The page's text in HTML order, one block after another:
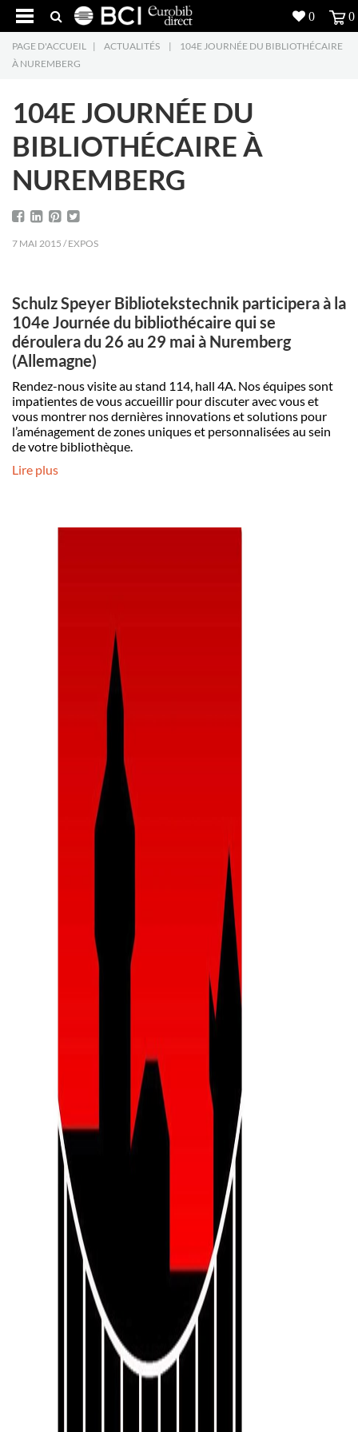
Réalisations
Recherche
L'entreprise
Contact
PAGE D'ACCUEIL | ACTUALITÉS |
104E JOURNÉE DU BIBLIOTHÉCAIRE
À NUREMBERG
104E JOURNÉE DU
BIBLIOTHÉCAIRE À
NUREMBERG
7 MAI 2015 / EXPOS
Schulz Speyer Bibliotekstechnik participera à la
104e Journée du bibliothécaire qui se
déroulera du 26 au 29 mai à Nuremberg
(Allemagne)
Rendez-nous visite au stand 114, hall 4A. Nos équipes sont
impatientes de vous accueillir pour discuter avec vous et
vous montrer nos dernières innovations et solutions pour
l’aménagement de zones uniques et personnalisées au sein
de votre bibliothèque.
Lire plus
0 0